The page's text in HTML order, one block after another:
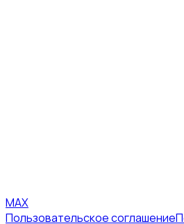
MAX
Пользовательское соглашение